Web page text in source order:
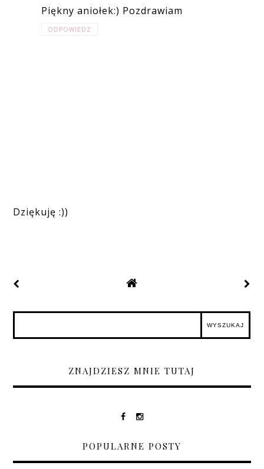
Piękny aniołek:) Pozdrawiam
ODPOWIEDZ
Dziękuję :))
ZNAJDZIESZ MNIE TUTAJ
POPULARNE POSTY